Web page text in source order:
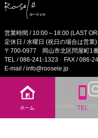
営業時間 / 10:00～18:00 (LAST
定休日 / 水曜日 (祝日の場合は営業)
〒700-0977 岡山市北区問屋町1
TEL /086-241-1323FAX / 086-
E-mail /info@roosele.jp
Copyright (C)